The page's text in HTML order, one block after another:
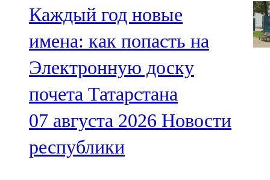
Каждый год новые
имена: как попасть на
Электронную доску
почета Татарстана
07 августа 2026 Новости
республики